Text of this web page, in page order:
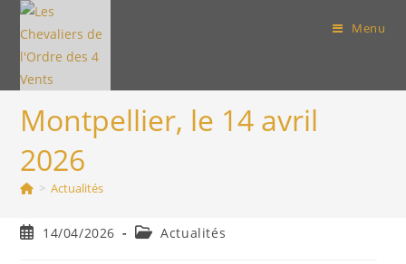
Skip
content
Menu
Montpellier, le 14 avril
2026
> Actualités
Publication
14/04/2026
PostActualités